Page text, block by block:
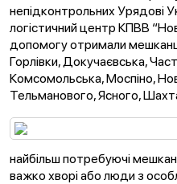
непідконтрольних Урядові
логістичний центр КПВВ
допомогу отримали
Горлівки, Докучаєвська,
Комсомольська, Моспіно,
Тельманового, Ясного,
найбільш потребуючі
важко хворі або люди з